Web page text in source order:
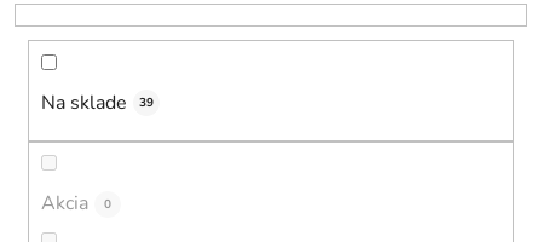
o
Na sklade 39
Akcia 0